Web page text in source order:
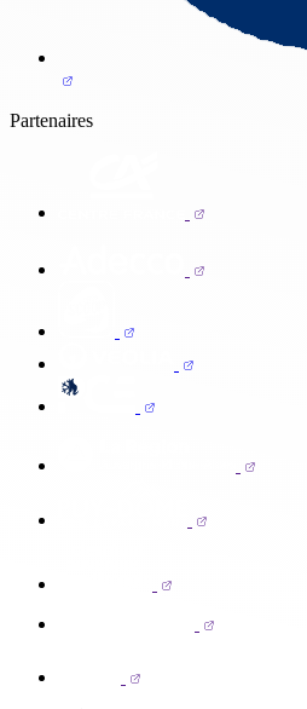
Partenaires